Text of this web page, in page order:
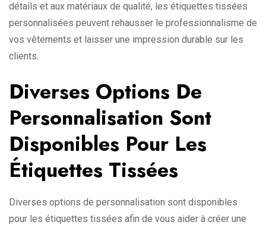
détails et aux matériaux de qualité, les étiquettes tissées
personnalisées peuvent rehausser le professionnalisme de
vos vêtements et laisser une impression durable sur les
clients.
Diverses Options De
Personnalisation Sont
Disponibles Pour Les
Étiquettes Tissées
Diverses options de personnalisation sont disponibles
pour les étiquettes tissées afin de vous aider à créer une